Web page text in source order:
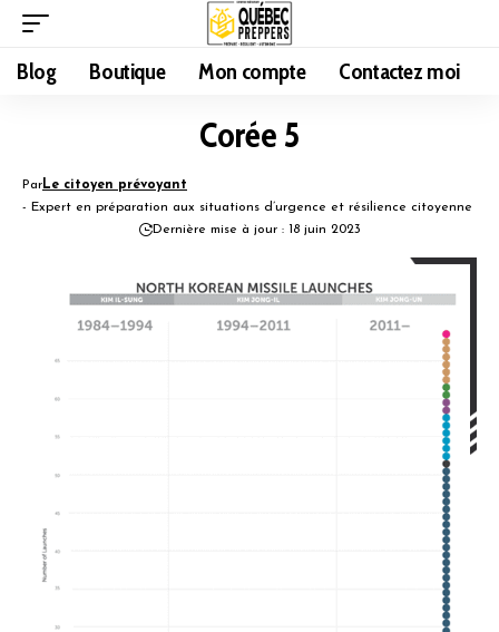
Blog Boutique Mon compte Contactez moi
Corée 5
ParLe citoyen prévoyant
- Expert en préparation aux situations d’urgence et résilience citoyenne
Dernière mise à jour : 18 juin 2023